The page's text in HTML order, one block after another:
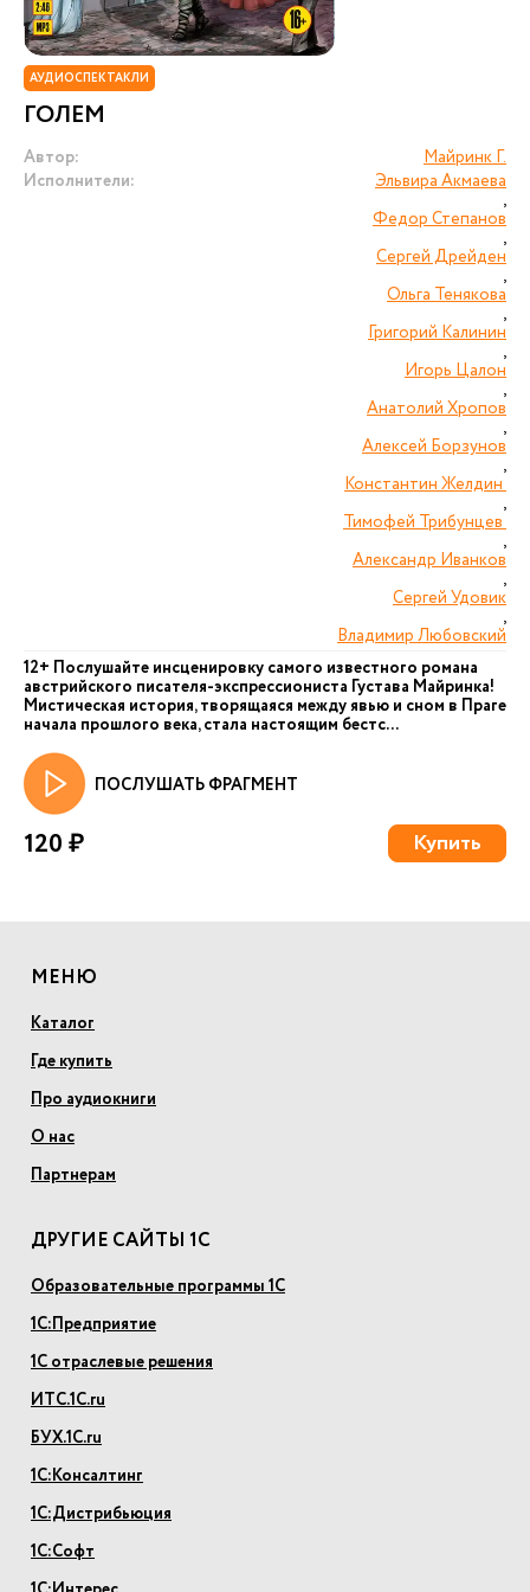
АУДИОСПЕКТАКЛИ
ГОЛЕМ
Автор:
Майринк Г.
Исполнители:
Эльвира Акмаева
,
Федор Степанов
,
Сергей Дрейден
,
Ольга Тенякова
,
Григорий Калинин
,
Игорь Цалон
,
Анатолий Хропов
,
Алексей Борзунов
,
Константин Желдин
,
Тимофей Трибунцев
,
Александр Иванков
,
Сергей Удовик
,
Владимир Любовский
12+ Послушайте инсценировку самого известного романа
австрийского писателя-экспрессиониста Густава Майринка!
Мистическая история, творящаяся между явью и сном в Праге
начала прошлого века, стала настоящим бестс...
ПОСЛУШАТЬ ФРАГМЕНТ
120 ₽ Купить
МЕНЮ
Каталог
Где купить
Про аудиокниги
О нас
Партнерам
ДРУГИЕ САЙТЫ 1С
Образовательные программы 1С
1С:Предприятие
1С отраслевые решения
ИТС.1С.ru
БУХ.1С.ru
1С:Консалтинг
1С:Дистрибьюция
1С:Софт